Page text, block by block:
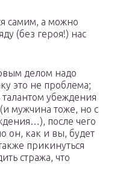
самим, а можно
(без героя!) нас
делом надо
это не проблема;
убеждения
мужчина тоже, но с
после чего
он, как и вы, будет
прикинуться
стража, что